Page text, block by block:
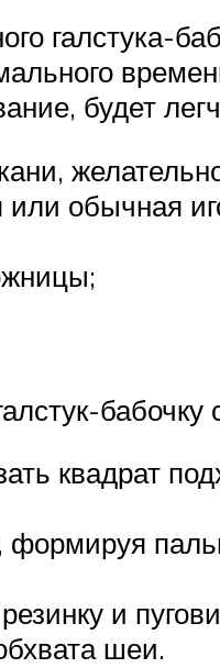
галстука-
будет
обычная
квадрат
и
шеи.